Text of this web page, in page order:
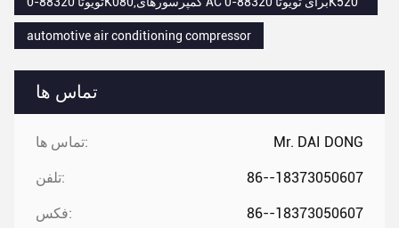
تماس ها
تماس ها: Mr. DAI DONG
تلفن: 86--18373050607
فکس: 86--18373050607
automotive air conditioning compressor